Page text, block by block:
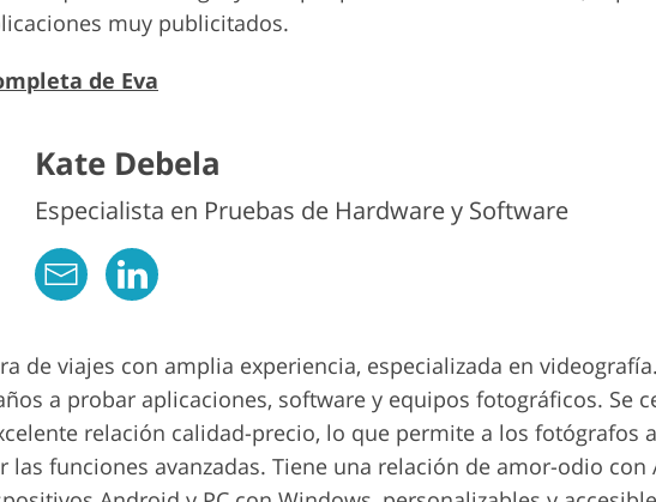
muy publicitados.
de Eva
Kate Debela
Especialista en Pruebas de Hardware y Software
de viajes con amplia experiencia, especializada en
a probar aplicaciones, software y equipos fotográficos. Se
relación calidad-precio, lo que permite a los fotógrafos
las funciones avanzadas. Tiene una relación de amor-odio con